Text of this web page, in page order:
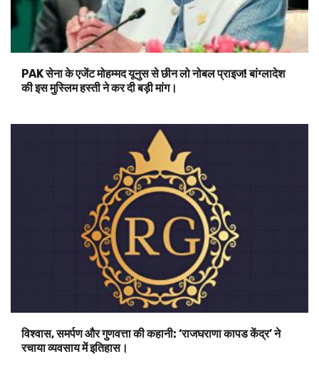
PAK सेना के एजेंट मोहम्मद यूनुस से छीन लो नोबल प्राइज! बांग्लादेश
की इस मुस्लिम हस्ती ने कर दी बड़ी मांग।
विश्वास, समर्पण और गुणवत्ता की कहानी: ‘राजघराणा कापड केंद्र’ ने
रचाया व्यवसाय में इतिहास।